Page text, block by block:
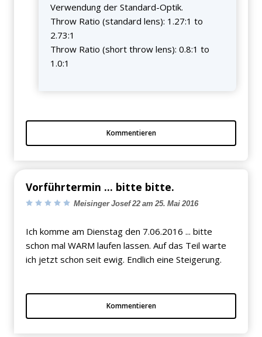
Verwendung der Standard-Optik.
Throw Ratio (standard lens): 1.27:1 to
2.73:1
Throw Ratio (short throw lens): 0.8:1 to
1.0:1
Kommentieren
Vorführtermin ... bitte bitte.
Meisinger Josef 22 am 25. Mai 2016
Ich komme am Dienstag den 7.06.2016 ... bitte
schon mal WARM laufen lassen. Auf das Teil warte
ich jetzt schon seit ewig. Endlich eine Steigerung.
Kommentieren